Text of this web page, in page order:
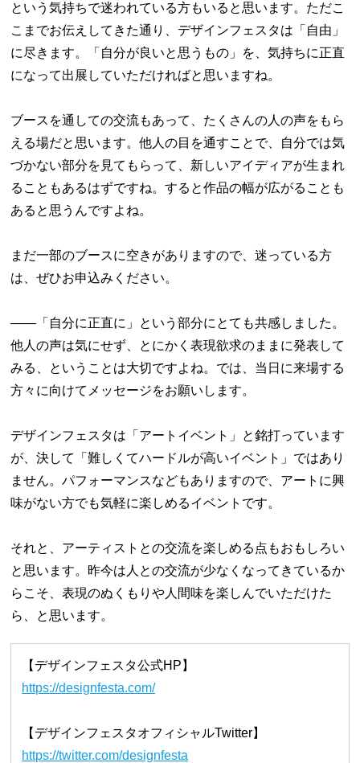
という気持ちで迷われている方もいると思います。ただこ
こまでお伝えしてきた通り、デザインフェスタは「自由」
に尽きます。「自分が良いと思うもの」を、気持ちに正直
になって出展していただければと思いますね。
ブースを通しての交流もあって、たくさんの人の声をもら
える場だと思います。他人の目を通すことで、自分では気
づかない部分を見てもらって、新しいアイディアが生まれ
ることもあるはずですね。すると作品の幅が広がることも
あると思うんですよね。
まだ一部のブースに空きがありますので、迷っている方
は、ぜひお申込みください。
――「自分に正直に」という部分にとても共感しました。
他人の声は気にせず、とにかく表現欲求のままに発表して
みる、ということは大切ですよね。では、当日に来場する
方々に向けてメッセージをお願いします。
デザインフェスタは「アートイベント」と銘打っています
が、決して「難しくてハードルが高いイベント」ではあり
ません。パフォーマンスなどもありますので、アートに興
味がない方でも気軽に楽しめるイベントです。
それと、アーティストとの交流を楽しめる点もおもしろい
と思います。昨今は人との交流が少なくなってきているか
らこそ、表現のぬくもりや人間味を楽しんでいただけた
ら、と思います。
【デザインフェスタ公式HP】
https://designfesta.com/
【デザインフェスタオフィシャルTwitter】
https://twitter.com/designfesta